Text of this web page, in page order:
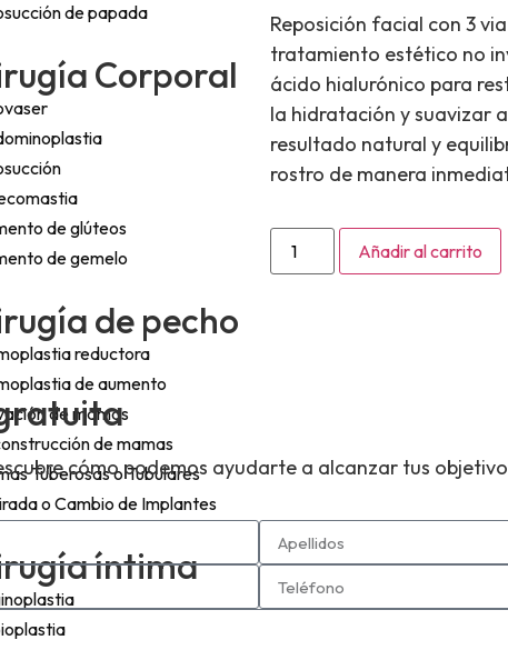
de papada
Corporal
de glúteos
de gemelo
de pecho
reductora
de aumento
de mamas
de mamas
Tuberosas o Tubulares
o Cambio de Implantes
íntima
Reposición facial con 3
tratamiento estético no
ácido hialurónico para
la hidratación y suavizar
resultado natural y
rostro de manera
Añadir al carrito
cómo podemos ayudarte a alcanzar tus